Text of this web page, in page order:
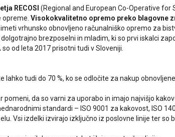
RECOSI (Regional and European Co-Operative for
opreme. Visokokvalitetno opremo preko blagovne
vrhunsko obnovljeno računalniško opremo za
brezposelni in mladim, ki so prvi iskalci
od leta 2017 prisotni tudi v Sloveniji.
lahko tudi do 70 %, ko se odločite za nakup
da so varni za uporabo in imajo najvišjo
standardi – ISO 9001 za kakovost, ISO
Vsi izdelki izvirajo izključno iz poslovne linije ter so